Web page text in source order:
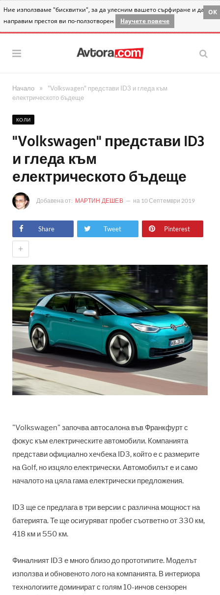
Ние използваме "бисквитки", за да улесним вашето сърфиране и да
направим престоя ви по-ползотворен
Научете повече
OK
Начало »
"Volkswagen" представи ID3 и гледа към
електрическото бъдеще
КОЛИ
"Volkswagen" представи ID3
и гледа към
електрическото бъдеще
Добавена от: МАРТИН ДЕШЕВ на 10 Септември 2019
Share Tweet Pinterest
+
"Volkswagen" започва автосалона във Франкфурт с
фокус към електрическите автомобили. Компанията
представи официално хечбека ID3, който е с размерите
на Golf, но изцяло електрически. Автомобилът е и само
началото на цяла гама електрически предложения.
ID3 ще се предлага в три версии с различна мощност на
батерията. Те ще осигуряват пробег съответно от 330 км,
418 км и 550 км.
Финалният ID3 е много близо до прототипите. Моделът
използва и обновеното лого на компанията. В интериора
технологиите доминират с голям 10-инчов сензорен